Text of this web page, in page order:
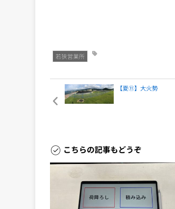
若狭営業所
【夏⑪】大火勢
こちらの記事もどうぞ